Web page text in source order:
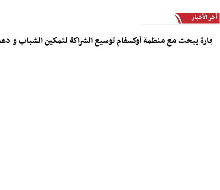
أخر الأخبار
مع منظمة أوكسفام توسيع الشراكة لتمكين الشباب و دعم رواد